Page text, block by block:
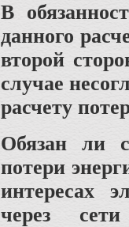
В
данного
второй
случае
расчету
Обязан ли
потери
интересах
через